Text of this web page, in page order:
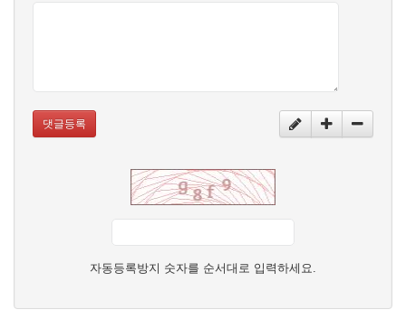
댓글등록
자동등록방지 숫자를 순서대로 입력하세요.